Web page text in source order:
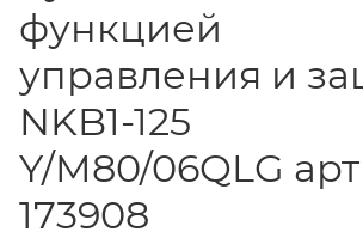
функцией
управления и
NKB1-125
Y/M80/06QLG
173908